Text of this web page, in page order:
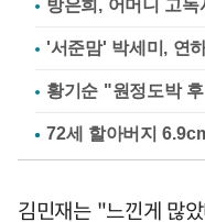
방은희, 어머니 고
'서준맘' 박세미, 연
황기순 "원정도박
김민재는 "느낀게 많